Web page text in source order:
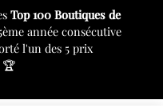
Top 100 Boutiques de
année consécutive
l'un des 5 prix
🏆